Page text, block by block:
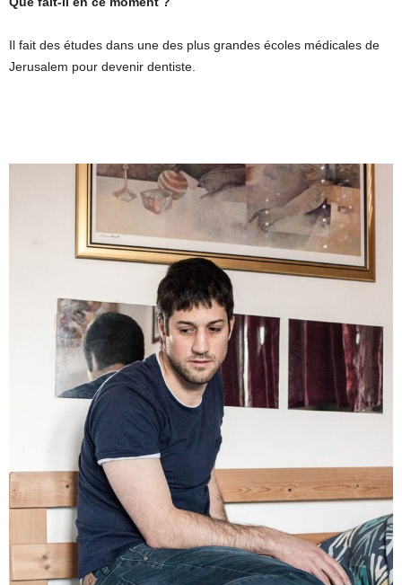
Il fait des études dans une des plus grandes écoles médicales de
Jerusalem pour devenir dentiste.